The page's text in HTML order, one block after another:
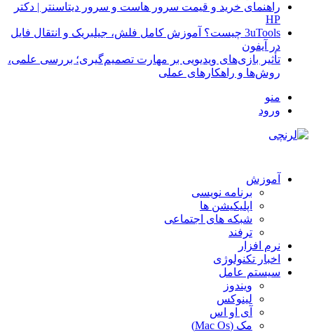
راهنمای خرید و قیمت سرور هاست و سرور دیتاسنتر | دکتر
HP
3uTools چیست؟ آموزش کامل فلش، جیلبریک و انتقال فایل
در آیفون
تأثیر بازی‌های ویدیویی بر مهارت تصمیم‌گیری؛ بررسی علمی،
روش‌ها و راهکارهای عملی
منو
ورود
آموزش
برنامه نویسی
اپلیکیشن ها
شبکه های اجتماعی
ترفند
نرم افزار
اخبار تکنولوژی
سیستم عامل
ویندوز
لینوکس
آی او اس
مک (Mac Os)